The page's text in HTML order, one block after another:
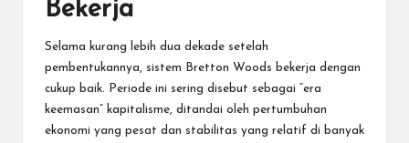
Bekerja
Selama kurang lebih dua dekade setelah
pembentukannya, sistem Bretton Woods bekerja dengan
cukup baik. Periode ini sering disebut sebagai “era
keemasan” kapitalisme, ditandai oleh pertumbuhan
ekonomi yang pesat dan stabilitas yang relatif di banyak